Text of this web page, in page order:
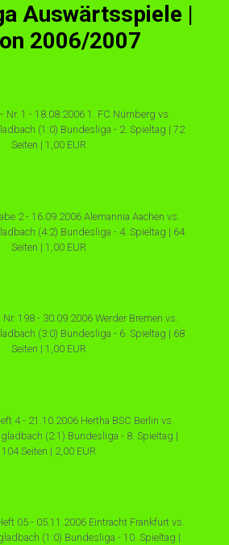
Auswärtsspiele |
2006/2007
Nr. 1 - 18.08.2006 1. FC Nürnberg vs.
(1:0) Bundesliga - 2. Spieltag | 72
Seiten | 1,00 EUR
2 - 16.09.2006 Alemannia Aachen vs.
(4:2) Bundesliga - 4. Spieltag | 64
Seiten | 1,00 EUR
198 - 30.09.2006 Werder Bremen vs.
(3:0) Bundesliga - 6. Spieltag | 68
Seiten | 1,00 EUR
4 - 21.10.2006 Hertha BSC Berlin vs.
(2:1) Bundesliga - 8. Spieltag |
104 Seiten | 2,00 EUR
05 - 05.11.2006 Eintracht Frankfurt vs.
(1:0) Bundesliga - 10. Spieltag |